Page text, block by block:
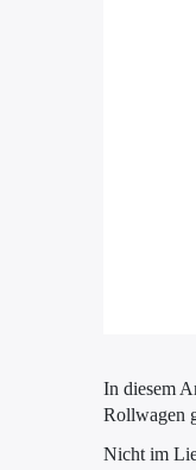
In diesem
Rollwagen
Nicht im